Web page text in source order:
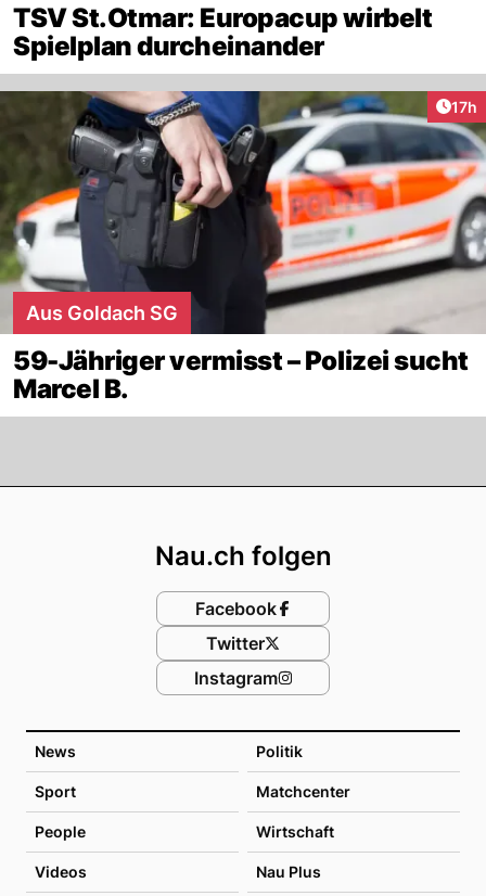
TSV St.Otmar: Europacup wirbelt
Spielplan durcheinander
17h
Aus Goldach SG
59-Jähriger vermisst – Polizei sucht
Marcel B.
News Politik
Sport Matchcenter
People Wirtschaft
Videos Nau Plus
Nau.ch folgen
Facebook
Twitter
Instagram